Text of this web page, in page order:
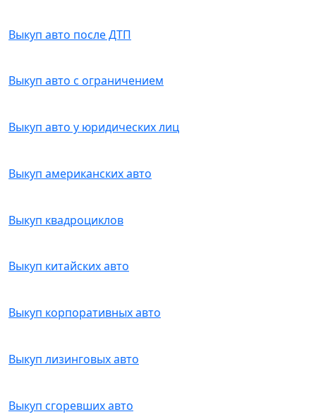
Выкуп авто после ДТП
Выкуп авто с ограничением
Выкуп авто у юридических лиц
Выкуп американских авто
Выкуп квадроциклов
Выкуп китайских авто
Выкуп корпоративных авто
Выкуп лизинговых авто
Выкуп сгоревших авто